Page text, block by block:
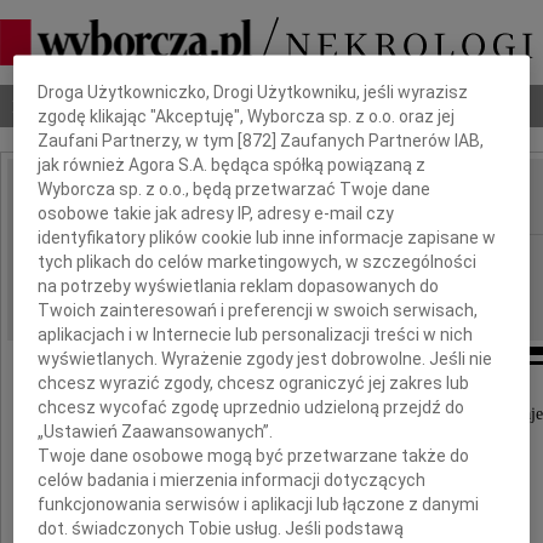
Nekrologi Odeszli Poradnik pogrzebowy
IMIĘ I NAZWISKO:
REGION: Radom
DATA EMISJI: 25.06.2011
Odchodzi człowiek, ale pamięć po nim pozostaje
Drogiemu Przyjacielowi
Krzysztofowi Olesiowi
Dbamy o Twoją prywatność
Droga Użytkowniczko, Drogi Użytkowniku, jeśli wyrazisz
zgodę klikając "Akceptuję", Wyborcza sp. z o.o. oraz jej
Zaufani Partnerzy, w tym [872 ] Zaufanych Partnerów IAB,
jak również Agora S.A. będąca spółką powiązaną z
Wyborcza sp. z o.o., będą przetwarzać Twoje dane
osobowe takie jak adresy IP, adresy e-mail czy
identyfikatory plików cookie lub inne informacje zapisane w
tych plikach do celów marketingowych, w szczególności
na potrzeby wyświetlania reklam dopasowanych do
Twoich zainteresowań i preferencji w swoich serwisach,
aplikacjach i w Internecie lub personalizacji treści w nich
wyświetlanych. Wyrażenie zgody jest dobrowolne. Jeśli nie
chcesz wyrazić zgody, chcesz ograniczyć jej zakres lub
chcesz wycofać zgodę uprzednio udzieloną przejdź do
„Ustawień Zaawansowanych”.
Twoje dane osobowe mogą być przetwarzane także do
celów badania i mierzenia informacji dotyczących
funkcjonowania serwisów i aplikacji lub łączone z danymi
dot. świadczonych Tobie usług. Jeśli podstawą